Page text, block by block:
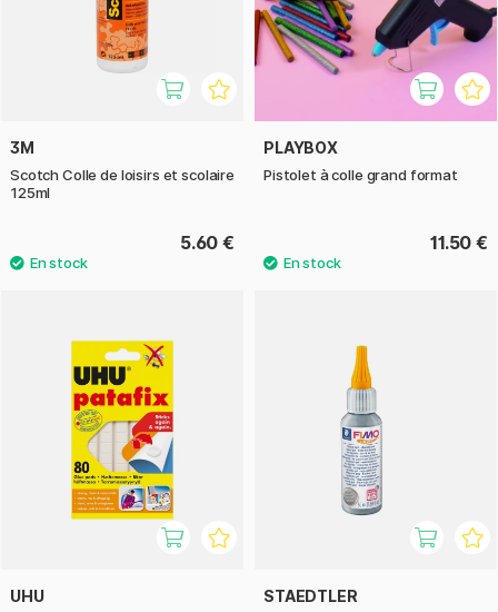
3M
Scotch Colle de loisirs et scolaire
125ml
5.60 €
PLAYBOX
Pistolet à colle grand format
11.50 €
UHU STAEDTLER